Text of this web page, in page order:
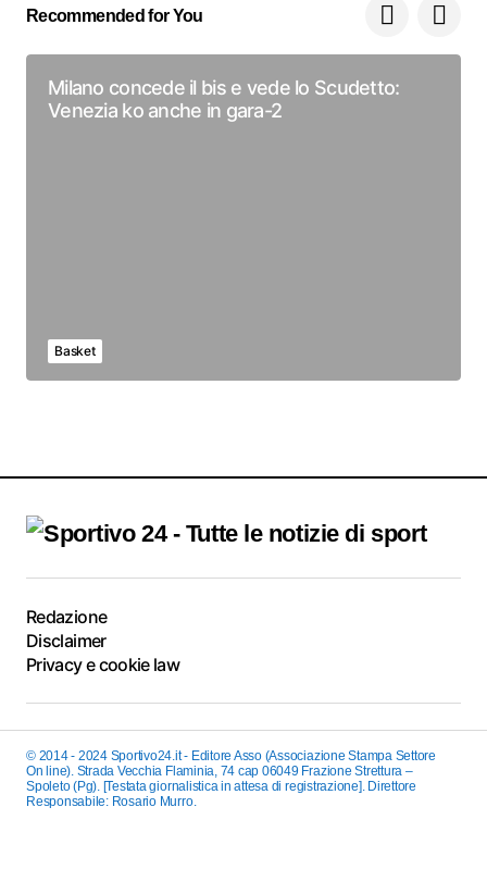
Recommended for You
Milano concede il bis e vede lo Scudetto:
Venezia ko anche in gara-2
Basket
Redazione
Disclaimer
Privacy e cookie law
© 2014 - 2024 Sportivo24.it - Editore Asso (Associazione Stampa Settore
On line). Strada Vecchia Flaminia, 74 cap 06049 Frazione Strettura –
Spoleto (Pg). [Testata giornalistica in attesa di registrazione]. Direttore
Responsabile: Rosario Murro.